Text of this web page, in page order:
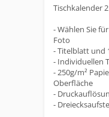
Tischkalender
- Wählen Sie
Foto
- Titelblatt und
- Individuellen
- 250g/m²
Oberfläche
-
-